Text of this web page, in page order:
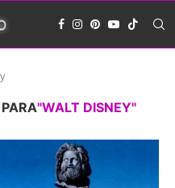
"WALT DISNEY"